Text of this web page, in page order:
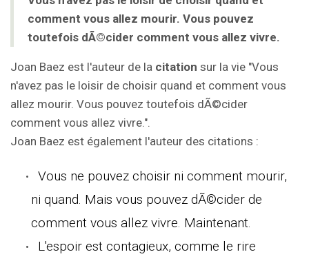
comment vous allez mourir. Vous pouvez
toutefois dÃ©cider comment vous allez vivre.
Joan Baez est l'auteur de la citation sur la vie "Vous
n'avez pas le loisir de choisir quand et comment vous
allez mourir. Vous pouvez toutefois dÃ©cider
comment vous allez vivre.".
Joan Baez est également l'auteur des citations :
Vous ne pouvez choisir ni comment mourir,
ni quand. Mais vous pouvez dÃ©cider de
comment vous allez vivre. Maintenant.
L'espoir est contagieux, comme le rire